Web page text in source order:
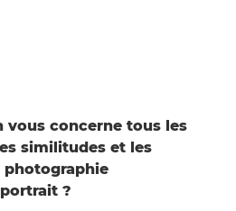
vous concerne tous les
similitudes et les
?